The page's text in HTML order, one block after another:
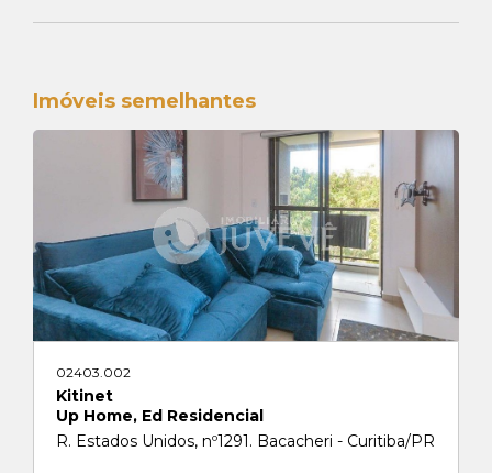
Imóveis semelhantes
02403.002
Kitinet
Up Home, Ed Residencial
R. Estados Unidos, nº1291. Bacacheri - Curitiba/PR